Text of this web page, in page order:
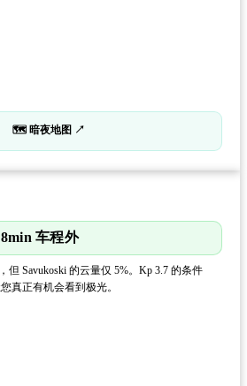
🗺 暗夜地图 ↗
车程外
但 Savukoski 的云量仅 5%。Kp 3.7 的条件
真正有机会看到极光。